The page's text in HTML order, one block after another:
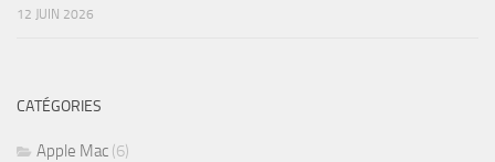
12 JUIN 2026
CATÉGORIES
Apple Mac (6)